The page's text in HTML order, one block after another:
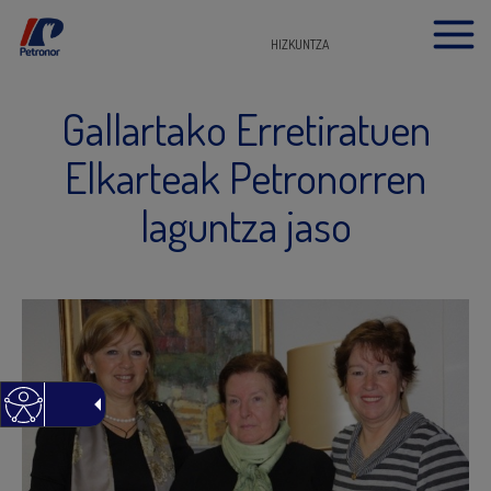
HIZKUNTZA
Gallartako Erretiratuen
Elkarteak Petronorren
laguntza jaso